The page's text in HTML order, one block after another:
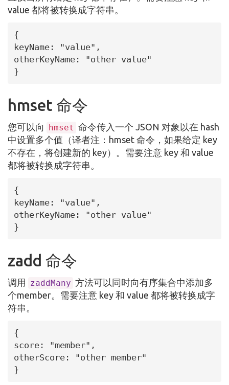
value 都将被转换成字符串。
{
keyName: "value",
otherKeyName: "other value"
}
hmset 命令
您可以向 hmset 命令传入一个 JSON 对象以在 hash
中设置多个值（译者注：hmset 命令，如果给定 key
不存在，将创建新的 key）。需要注意 key 和 value
都将被转换成字符串。
{
keyName: "value",
otherKeyName: "other value"
}
zadd 命令
调用 zaddMany 方法可以同时向有序集合中添加多
个member。需要注意 key 和 value 都将被转换成字
符串。
{
score: "member",
otherScore: "other member"
}